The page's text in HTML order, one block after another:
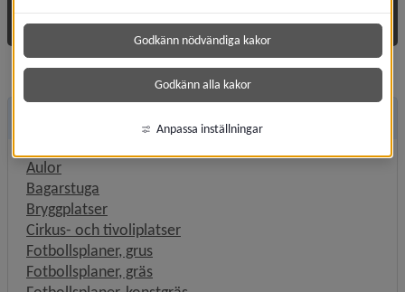
Boka anläggning eller lokal
Aulor
Bagarstuga
Bryggplatser
Cirkus- och tivoliplatser
Fotbollsplaner, grus
Fotbollsplaner, gräs
Godkänn nödvändiga kakor
Godkänn alla kakor
Anpassa inställningar